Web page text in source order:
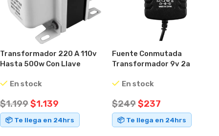
Transformador 220 A 110v
Hasta 500w Con Llave
En stock
$1.199$1.139
📦 Te llega en 24hrs
Fuente Conmutada
Transformador 9v 2a
En stock
$249$237
📦 Te llega en 24hrs